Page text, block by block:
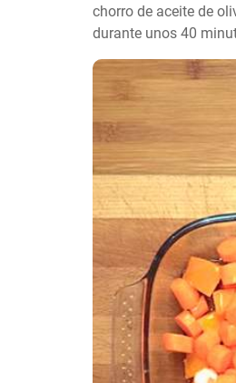
chorro de aceite de
durante unos 40